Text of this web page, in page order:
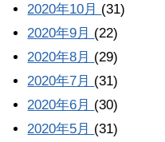
2020年10月 (31)
2020年9月 (22)
2020年8月 (29)
2020年7月 (31)
2020年6月 (30)
2020年5月 (31)